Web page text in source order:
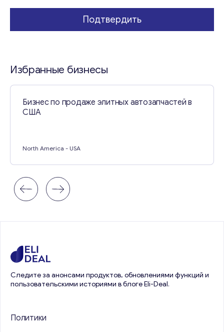
Свяжитесь со мной
l
Подтвердить
Избранные бизнесы
Бизнес по продаже элитных автозапчастей в
США
North America - USA
Следите за анонсами продуктов, обновлениями функций и
пользовательскими историями в блоге Eli-Deal.
Политики